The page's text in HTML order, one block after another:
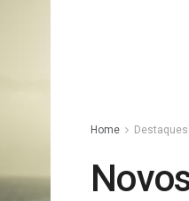
Home Destaques